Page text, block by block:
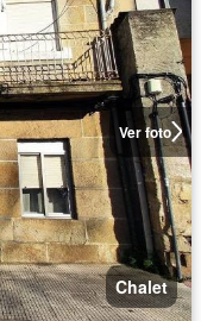
Ver foto
Chalet